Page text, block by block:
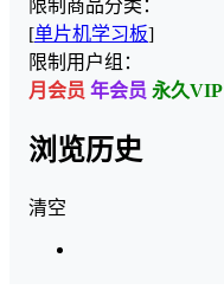
限制商品分类：
[单片机学习板]
限制用户组：
月会员 年会员 永久VIP
浏览历史
清空